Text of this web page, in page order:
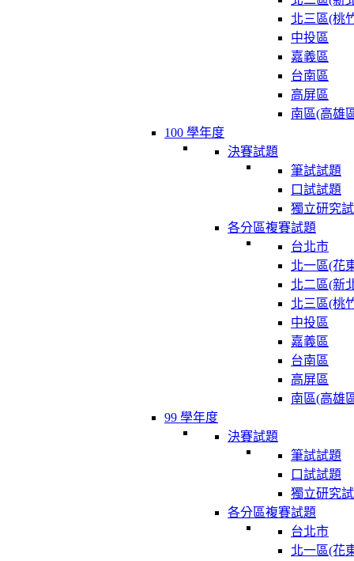
北三區(桃
中投區
嘉義區
台南區
高屏區
南區(高雄
100 學年度
決賽試題
筆試試題
口試試題
獨立研究
各分區複賽試題
台北市
北一區(花
北二區(新
北三區(桃
中投區
嘉義區
台南區
高屏區
南區(高雄
99 學年度
決賽試題
筆試試題
口試試題
獨立研究
各分區複賽試題
台北市
北一區(花